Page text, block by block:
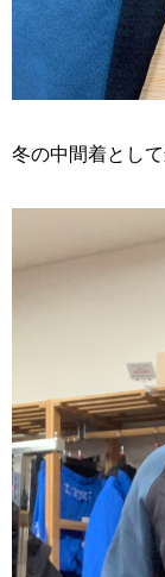
冬の中間着とし